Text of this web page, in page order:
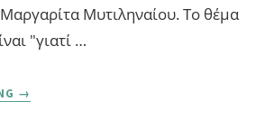
Μυτιληναίου. Το θέμα
"γιατί …
“ΤΊ
→